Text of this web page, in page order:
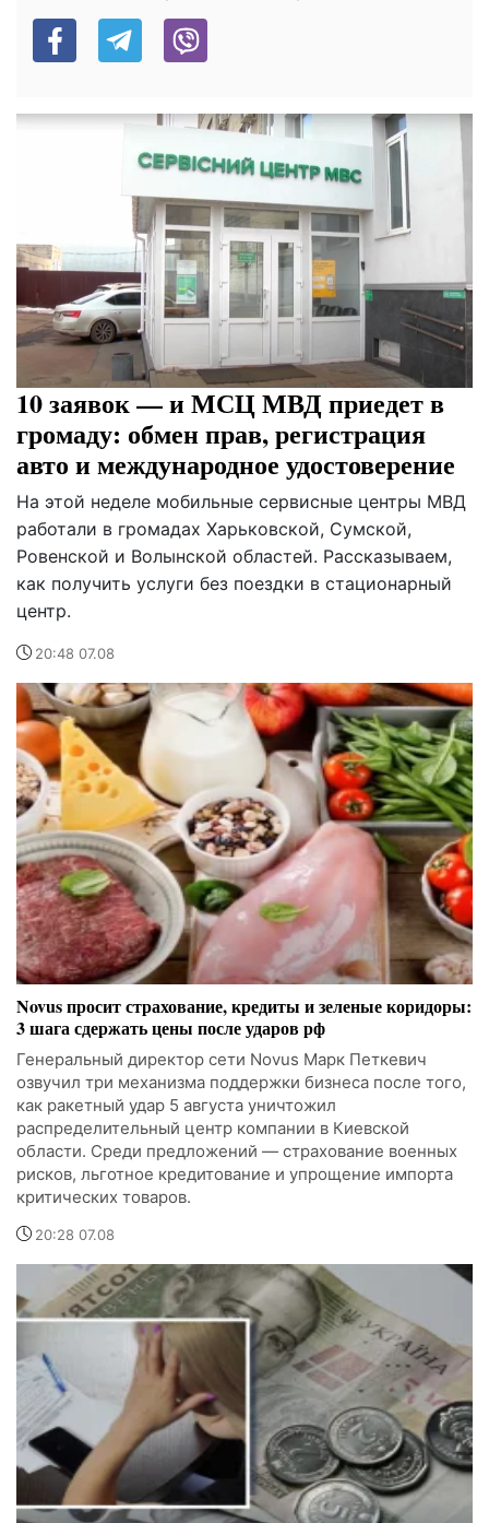
10 заявок — и МСЦ МВД приедет в
громаду: обмен прав, регистрация
авто и международное удостоверение
На этой неделе мобильные сервисные центры МВД
работали в громадах Харьковской, Сумской,
Ровенской и Волынской областей. Рассказываем,
как получить услуги без поездки в стационарный
центр.
20:48 07.08
Novus просит страхование, кредиты и зеленые коридоры:
3 шага сдержать цены после ударов рф
Генеральный директор сети Novus Марк Петкевич
озвучил три механизма поддержки бизнеса после того,
как ракетный удар 5 августа уничтожил
распределительный центр компании в Киевской
области. Среди предложений — страхование военных
рисков, льготное кредитование и упрощение импорта
критических товаров.
20:28 07.08